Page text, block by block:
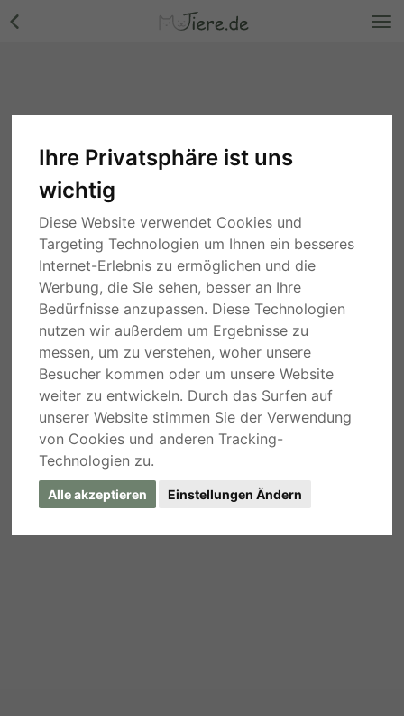
Ihre Privatsphäre ist uns
wichtig
Diese Website verwendet Cookies und
Targeting Technologien um Ihnen ein besseres
Internet-Erlebnis zu ermöglichen und die
Werbung, die Sie sehen, besser an Ihre
Bedürfnisse anzupassen. Diese Technologien
nutzen wir außerdem um Ergebnisse zu
messen, um zu verstehen, woher unsere
Besucher kommen oder um unsere Website
weiter zu entwickeln. Durch das Surfen auf
unserer Website stimmen Sie der Verwendung
von Cookies und anderen Tracking-
Technologien zu.
Alle akzeptieren Einstellungen Ändern